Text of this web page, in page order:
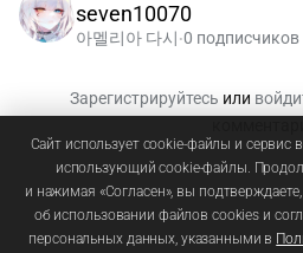
seven10070
아멜리아 다시 •0 подписчиков
Зарегистрируйтесь или
Сайт использует cookie-файлы и сервис
использующий cookie-файлы.
и нажимая «Согласен», вы
об использовании файлов cookies и
персональных данных, указанными в